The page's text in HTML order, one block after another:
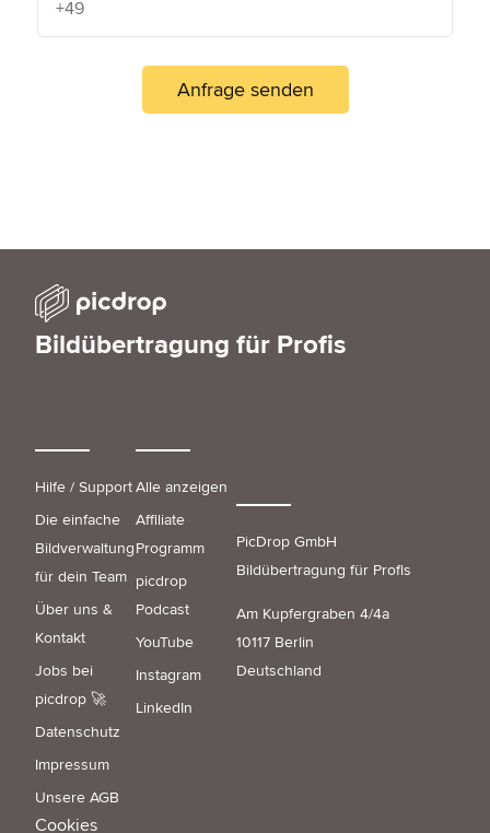
Anfrage senden
Bildübertragung für Profis
PicDrop GmbH
Bildübertragung für Profis
Am Kupfergraben 4/4a
10117 Berlin
Deutschland
Hilfe / Support
Die einfache
Bildverwaltung
für dein Team
Über uns &
Kontakt
Jobs bei
picdrop 🚀
Datenschutz
Impressum
Unsere AGB
Cookies
Alle anzeigen
Affiliate
Programm
picdrop
Podcast
YouTube
Instagram
LinkedIn